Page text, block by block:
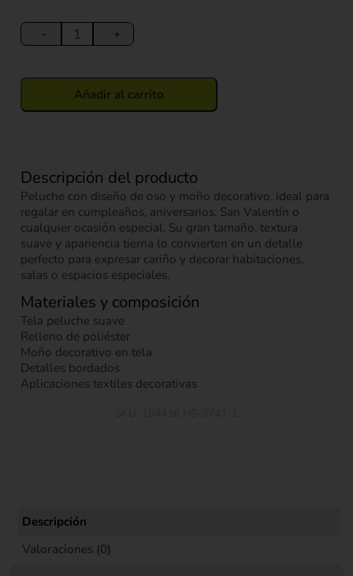
Descripción del producto
Peluche con diseño de oso y moño decorativo, ideal para
regalar en cumpleaños, aniversarios, San Valentín o
cualquier ocasión especial. Su gran tamaño, textura
suave y apariencia tierna lo convierten en un detalle
perfecto para expresar cariño y decorar habitaciones,
salas o espacios especiales.
Materiales y composición
Tela peluche suave
Relleno de poliéster
Moño decorativo en tela
Detalles bordados
Aplicaciones textiles decorativas
-
con
Decorativo
70cm
+
Añadir al carrito
Descripción
Valoraciones (0)